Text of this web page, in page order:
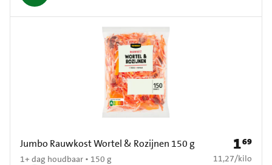
Jumbo Rauwkost Wortel & Rozijnen 150 g
1+ dag houdbaar • 150 g
Prijs: €
169
€ 11,27 per kilo
11,27/kilo